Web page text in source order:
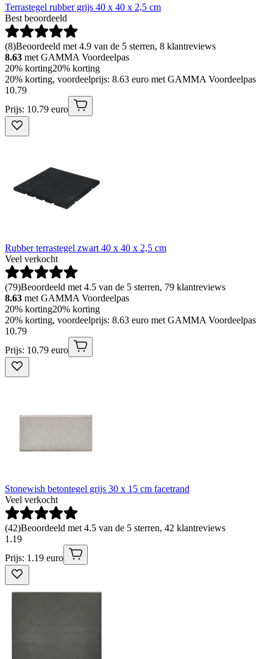
Terrastegel rubber grijs 40 x 40 x 2,5 cm
Best beoordeeld
(8)Beoordeeld met 4.9 van de 5 sterren, 8 klantreviews
8.63 met GAMMA Voordeelpas
20% korting20% korting
20% korting, voordeelprijs: 8.63 euro met GAMMA Voordeelpas
10.79
Prijs: 10.79 euro
Rubber terrastegel zwart 40 x 40 x 2,5 cm
Veel verkocht
(79)Beoordeeld met 4.5 van de 5 sterren, 79 klantreviews
8.63 met GAMMA Voordeelpas
20% korting20% korting
20% korting, voordeelprijs: 8.63 euro met GAMMA Voordeelpas
10.79
Prijs: 10.79 euro
Stonewish betontegel grijs 30 x 15 cm facetrand
Veel verkocht
(42)Beoordeeld met 4.5 van de 5 sterren, 42 klantreviews
1.19
Prijs: 1.19 euro